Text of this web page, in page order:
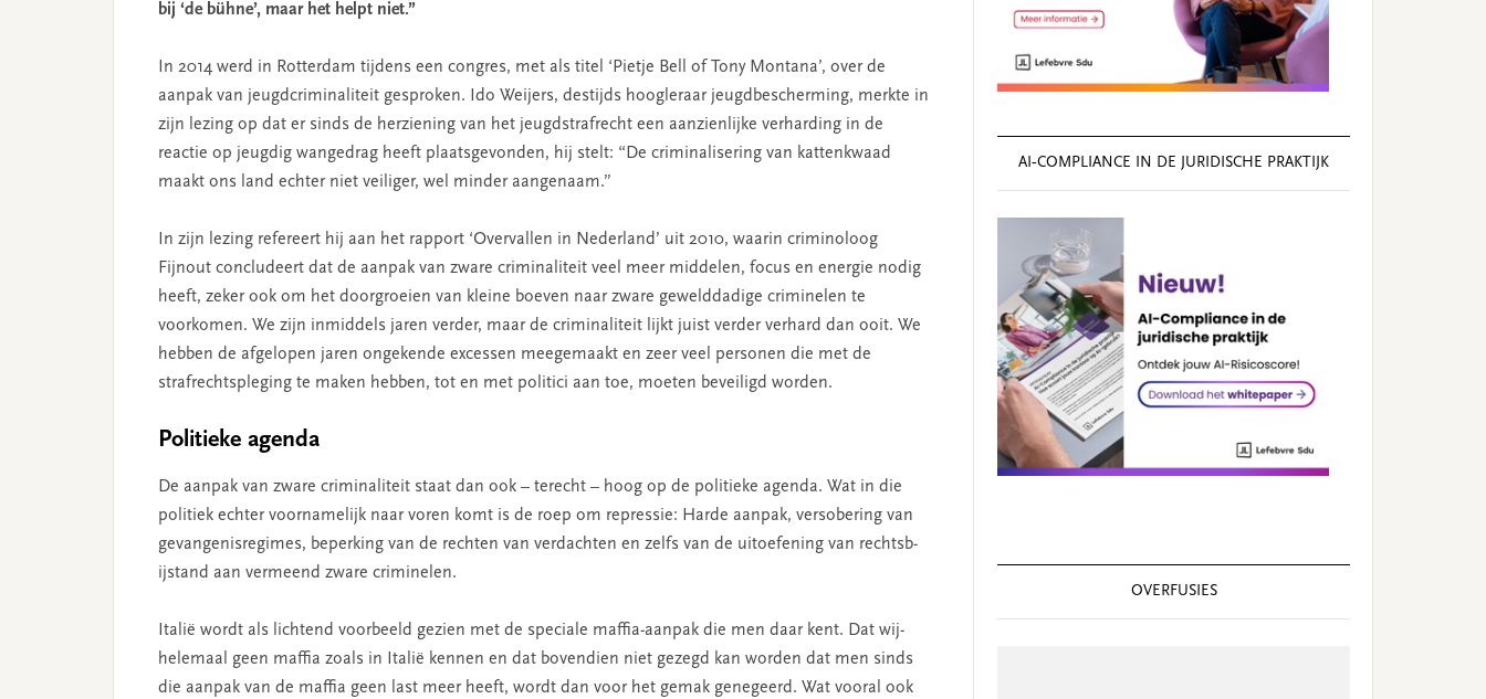
bij­ ‘de bühne’, maar het helpt niet.”
In 2014 werd in Rotterdam tijdens een congres, met als titel ‘Pietje Bell of Tony Montana’, over de
aanpak van jeugdcriminaliteit gesproken. Ido Weijers, destijds hoogleraar jeugdbescherming, merkte in
zijn lezing op dat er sinds de herziening van het jeugdstrafrecht een aanzienlijke verharding in de
reactie op jeugdig wangedrag heeft plaatsgevonden, hij stelt: “De criminalisering van kattenkwaad
maakt ons land echter niet veiliger, wel minder aangenaam.”
In z­ijn lezing refereert hij­ aan het rapport ‘Overvallen in Nederland’ uit 2010, waarin criminoloog
Fijnout concludeert dat de aanpak van zware criminaliteit veel meer middelen, focus en energie nodig
heeft, zeker ook om het doorgroeien van kleine boeven naar zware gewelddadige criminelen te
voorkomen. We z­ijn inmiddels jaren verder, maar de criminaliteit l­ijkt juist verder verhard dan ooit. We
hebben de afgelopen jaren ongekende excessen meegemaakt en zeer veel personen die met de
strafrechtspleging te maken hebben, tot en met politici aan toe, moeten beveiligd worden.
Politieke agenda
De aanpak van zware criminaliteit staat dan ook – terecht – hoog op de politieke agenda. Wat in die
politiek echter voornamelijk naar voren komt is de roep om repressie: Harde aanpak, versobering van
gevangenisregimes, beperking van de rechten van verdachten en zelfs van de uitoefening van rechtsb­
ijstand aan vermeend zware criminelen.
Italië wordt als lichtend voorbeeld gezien met de speciale maffia-aanpak die men daar kent. Dat wij­
helemaal geen maffia zoals in Italië kennen en dat bovendien niet gezegd kan worden dat men sinds
die aanpak van de maffia geen last meer heeft, wordt dan voor het gemak genegeerd. Wat vooral ook
AI‑COMPLIANCE IN DE JURIDISCHE PRAKTIJK
OVERFUSIES